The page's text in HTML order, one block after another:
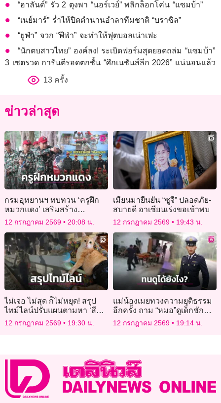
“ฮาลันด์” รัว 2 ตุงพา “นอร์เวย์” พลิกล็อกโค่น “แซมบ้า”
“เนย์มาร์” ร่ำไห้ปิดตำนานอำลาทีมชาติ “บราซิล”
“ยูฟ่า” จวก “ฟีฟ่า” จะทำให้ฟุตบอลเน่าเฟะ
“นักตบสาวไทย” องค์ลง! ระเบิดฟอร์มสุดยอดถล่ม “แซมบ้า”
3 เซตรวด การันตีรอดตกชั้น “ศึกเนชันส์ลีก 2026” แน่นอนแล้ว
13 ครั้ง
ข่าวล่าสุด
กรมอุทยานฯ ทบทวน ‘ครูฝึก
หมวกแดง’ เสริมสร้าง
ประสิทธิภาพงานลาดตระเวน
เชิงคุณภาพ
12 กรกฎาคม 2569 20:08 น.
เมียนมายืนยัน “ซูจี” ปลอดภัย-
สบายดี อาเซียนเร่งขอเข้าพบ
12 กรกฎาคม 2569 19:43 น.
ไม่เจอ ไม่สุด ก็ไม่หยุด! สรุป
ไทม์ไลน์ปรับแผนตามหา ‘สี
ส้ม’ แมวพิการหายบนรถไฟ
12 กรกฎาคม 2569 19:30 น.
แม่น้องเมยทวงความยุติธรรม
อีกครั้ง ถาม “หมอ”ดูเด็กชัก
ตายต่อหน้าต่อตาได้ยังไง
12 กรกฎาคม 2569 19:14 น.